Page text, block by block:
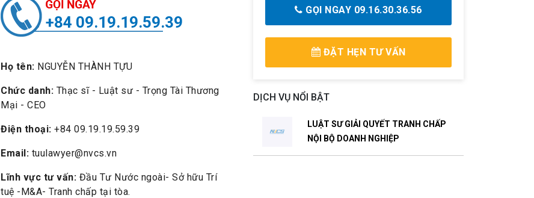
+84 09.19.19.59.39
Họ tên: NGUYỄN THÀNH TỰU
Chức danh: Thạc sĩ - Luật sư - Trọng Tài Thương
Mại - CEO
Điện thoại: +84 09.19.19.59.39
Email: tuulawyer@nvcs.vn
Lĩnh vực tư vấn: Đầu Tư Nước ngoài- Sở hữu Trí
tuệ -M&A- Tranh chấp tại tòa.
GỌI NGAY 09.16.30.36.56
ĐẶT HẸN TƯ VẤN
DỊCH VỤ NỔI BẬT
LUẬT SƯ GIẢI QUYẾT TRANH CHẤP
NỘI BỘ DOANH NGHIỆP